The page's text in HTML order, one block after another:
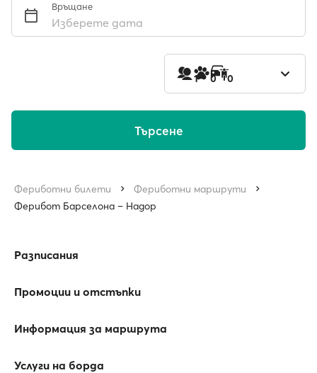
Връщане
Изберете дата
1 0 0
Търсене
Фериботни билети
Фериботни маршрути
Ферибот Барселона – Надор
Разписания
Промоции и отстъпки
Информация за маршрута
Услуги на борда